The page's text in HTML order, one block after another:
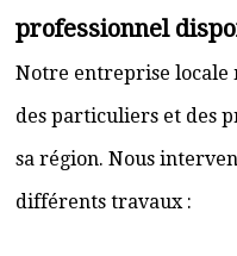
professionnel
Notre entreprise locale
des particuliers et des
sa région. Nous
différents travaux :